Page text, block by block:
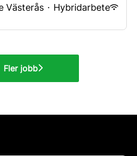
Västerås · Hybridarbete
Fler jobb